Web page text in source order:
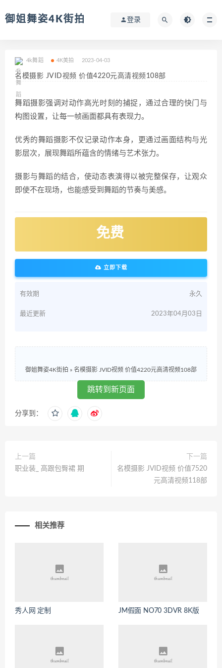
御姐舞姿4K街拍 登录
4k舞蹈 4K美拍 2023-04-03
名模摄影 JVID视频 价值4220元高清视频108部
舞蹈摄影强调对动作高光时刻的捕捉，通过合理的快门与
构图设置，让每一帧画面都具有表现力。
优秀的舞蹈摄影不仅记录动作本身，更通过画面结构与光
影层次，展现舞蹈所蕴含的情绪与艺术张力。
摄影与舞蹈的结合，使动态表演得以被完整保存，让观众
即使不在现场，也能感受到舞蹈的节奏与美感。
免费
立即下载
有效期 永久
最近更新 2023年04月03日
御姐舞姿4K街拍 » 名模摄影 JVID视频 价值4220元高清视频108部
分享到：
上一篇
职业装_ 高跟包臀裙 期
下一篇
名模摄影 JVID视频 价值7520
元高清视频118部
相关推荐
秀人网 定制 JM假面 NO70 3DVR 8K版
跳转到新页面